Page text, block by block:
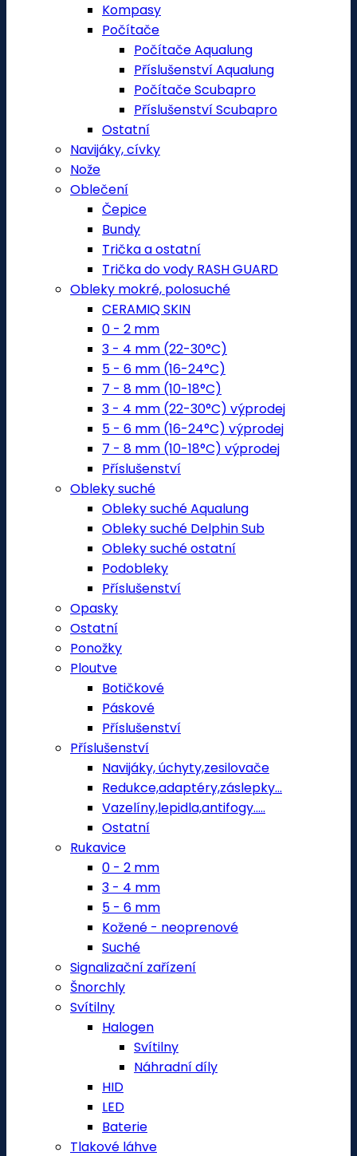
Kompasy
Počítače
Počítače Aqualung
Příslušenství Aqualung
Počítače Scubapro
Příslušenství Scubapro
Ostatní
Navijáky, cívky
Nože
Oblečení
Čepice
Bundy
Trička a ostatní
Trička do vody RASH GUARD
Obleky mokré, polosuché
CERAMIQ SKIN
0 - 2 mm
3 - 4 mm (22-30°C)
5 - 6 mm (16-24°C)
7 - 8 mm (10-18°C)
3 - 4 mm (22-30°C) výprodej
5 - 6 mm (16-24°C) výprodej
7 - 8 mm (10-18°C) výprodej
Příslušenství
Obleky suché
Obleky suché Aqualung
Obleky suché Delphin Sub
Obleky suché ostatní
Podobleky
Příslušenství
Opasky
Ostatní
Ponožky
Ploutve
Botičkové
Páskové
Příslušenství
Příslušenství
Navijáky, úchyty,zesilovače
Redukce,adaptéry,záslepky...
Vazelíny,lepidla,antifogy.....
Ostatní
Rukavice
0 - 2 mm
3 - 4 mm
5 - 6 mm
Kožené - neoprenové
Suché
Signalizační zařízení
Šnorchly
Svítilny
Halogen
Svítilny
Náhradní díly
HID
LED
Baterie
Tlakové láhve